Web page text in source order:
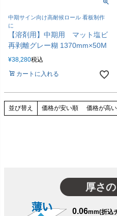
中期サイン向け高耐候ロール 看板制作
に
【溶剤用】中期用 マット塩ビ
再剥離グレー糊 1370mm×50M
¥38,280税込
カートに入れる
並び替え 価格が安い順 価格が高
厚さ
0.06mm(折込